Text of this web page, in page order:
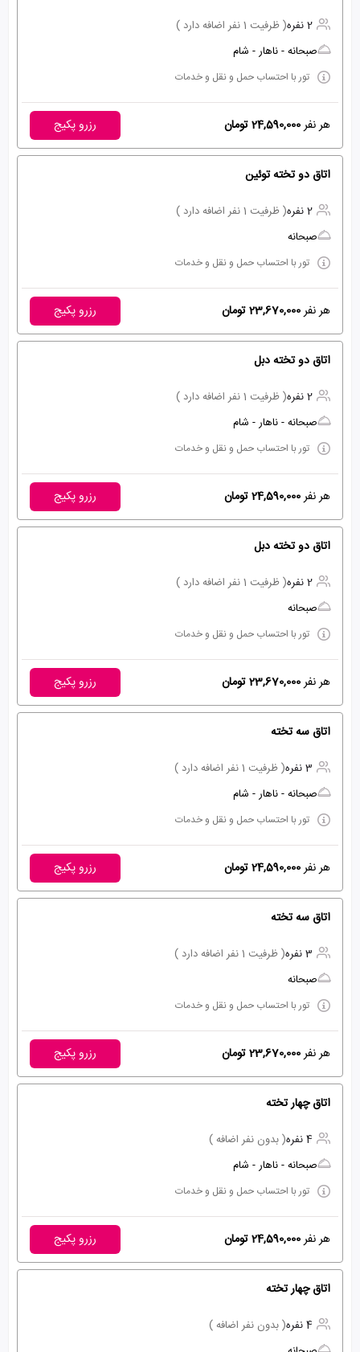
2 نفره
( ظرفیت 1 نفر اضافه دارد )
صبحانه - ناهار - شام
تور با احتساب حمل و نقل و خدمات
هر نفر24,590,000 تومان رزرو پکیج
اتاق دو تخته توئین
2 نفره
( ظرفیت 1 نفر اضافه دارد )
صبحانه
تور با احتساب حمل و نقل و خدمات
هر نفر23,670,000 تومان رزرو پکیج
اتاق دو تخته دبل
2 نفره
( ظرفیت 1 نفر اضافه دارد )
صبحانه - ناهار - شام
تور با احتساب حمل و نقل و خدمات
هر نفر24,590,000 تومان رزرو پکیج
اتاق دو تخته دبل
2 نفره
( ظرفیت 1 نفر اضافه دارد )
صبحانه
تور با احتساب حمل و نقل و خدمات
هر نفر23,670,000 تومان رزرو پکیج
اتاق سه تخته
3 نفره
( ظرفیت 1 نفر اضافه دارد )
صبحانه - ناهار - شام
تور با احتساب حمل و نقل و خدمات
هر نفر24,590,000 تومان رزرو پکیج
اتاق سه تخته
3 نفره
( ظرفیت 1 نفر اضافه دارد )
صبحانه
تور با احتساب حمل و نقل و خدمات
هر نفر23,670,000 تومان رزرو پکیج
اتاق چهار تخته
4 نفره
( بدون نفر اضافه )
صبحانه - ناهار - شام
تور با احتساب حمل و نقل و خدمات
هر نفر24,590,000 تومان رزرو پکیج
اتاق چهار تخته
4 نفره
( بدون نفر اضافه )